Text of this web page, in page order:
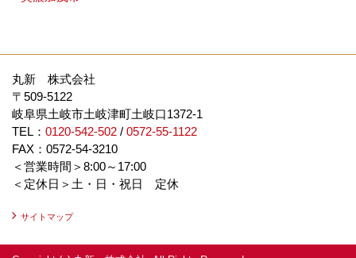
丸新 株式会社
〒509-5122
岐阜県土岐市土岐津町土岐口1372-1
TEL： 0120-542-502 / 0572-55-1122
FAX：0572-54-3210
＜営業時間＞8:00～17:00
＜定休日＞土・日・祝日 定休
サイトマップ